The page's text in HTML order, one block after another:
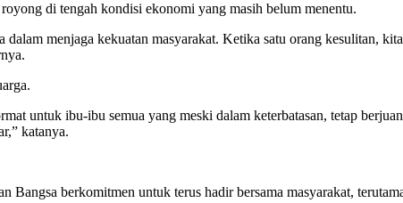
di tengah kondisi ekonomi yang masih belum menentu.
menjaga kekuatan masyarakat. Ketika satu orang kesulitan,
untuk ibu-ibu semua yang meski dalam keterbatasan, tetap
katanya.
berkomitmen untuk terus hadir bersama masyarakat,